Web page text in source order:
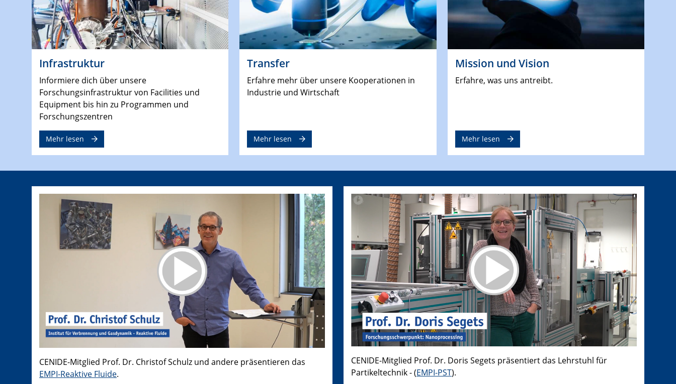
Infrastruktur
Informiere dich über unsere
Forschungsinfrastruktur von Facilities und
Equipment bis hin zu Programmen und
Forschungszentren
Mehr lesen
Transfer
Erfahre mehr über unsere Kooperationen in
Industrie und Wirtschaft
Mehr lesen
Mission und Vision
Erfahre, was uns antreibt.
Mehr lesen
CENIDE-Mitglied Prof. Dr. Christof Schulz und andere präsentieren das
EMPI-Reaktive Fluide.
CENIDE-Mitglied Prof. Dr. Doris Segets präsentiert das Lehrstuhl für
Partikeltechnik - (EMPI-PST).